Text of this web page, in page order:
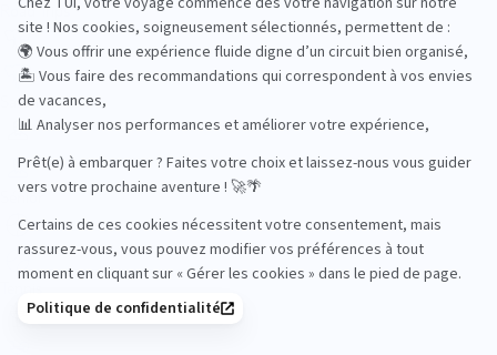
Road Trips
Safari
Sénior